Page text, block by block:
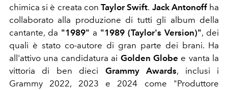
chimica si è creata conTaylor Swift. Jack Antonoff ha
collaborato alla produzione di tutti gli album della
cantante, da "1989" a "1989 (Taylor's Version)", dei
quali è stato co-autore di gran parte dei brani. Ha
all'attivo una candidatura ai Golden Globe e vanta la
vittoria di ben
dieci Grammy Awards, inclusi i
Grammy 2022, 2023 e 2024 come "Produttore